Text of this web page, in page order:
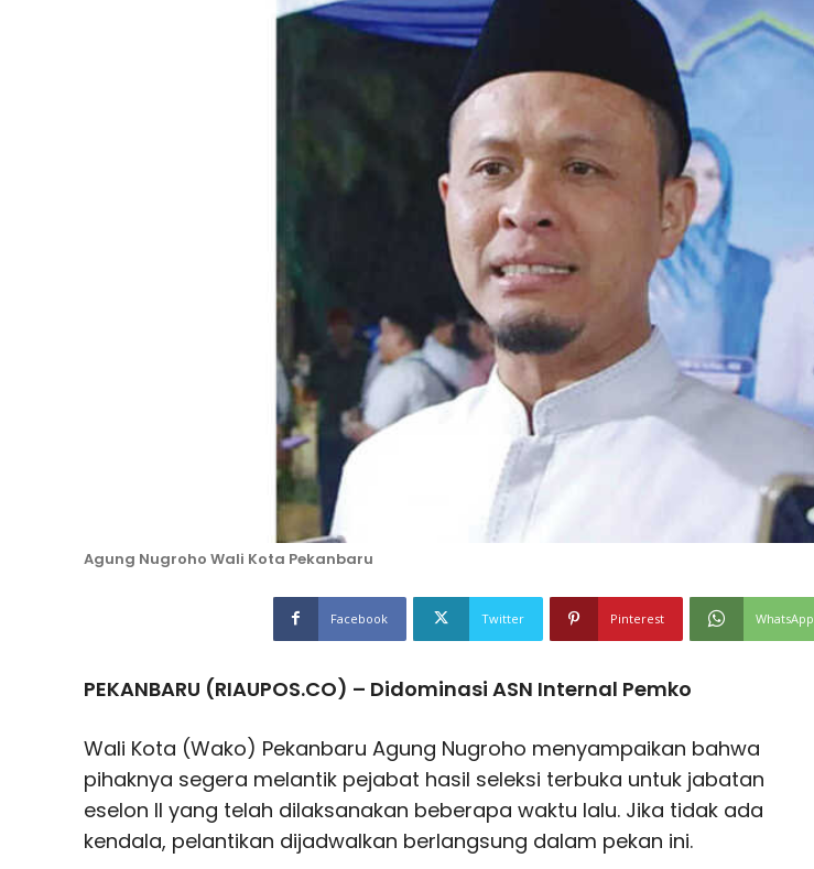
Agung Nugroho Wali Kota Pekanbaru
Facebook Twitter Pinterest WhatsApp
PEKANBARU (RIAUPOS.CO) – Didominasi ASN Internal Pemko
Wali Kota (Wako) Pekanbaru Agung Nugroho menyampaikan bahwa
pihaknya segera melantik pejabat hasil seleksi terbuka untuk jabatan
eselon II yang telah dilaksanakan beberapa waktu lalu. Jika tidak ada
kendala, pelantikan dijadwalkan berlangsung dalam pekan ini.